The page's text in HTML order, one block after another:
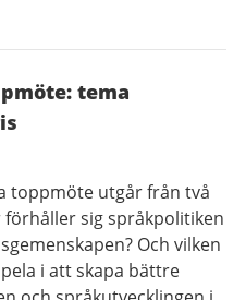
tema
toppmöte utgår från två
sig språkpolitiken
Och vilken
i att skapa bättre